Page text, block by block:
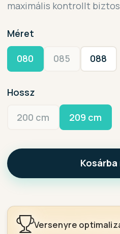
maximális kontrollt
Méret
080 085 088
Hossz
200 cm 209 cm
Versenyre